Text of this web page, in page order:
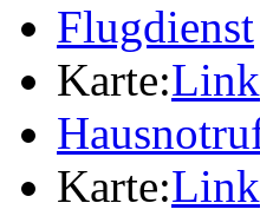
Flugdienst
Karte:Link
Karte:Link